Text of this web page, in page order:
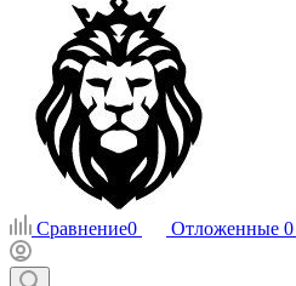
Сравнение0 Отложенные 0